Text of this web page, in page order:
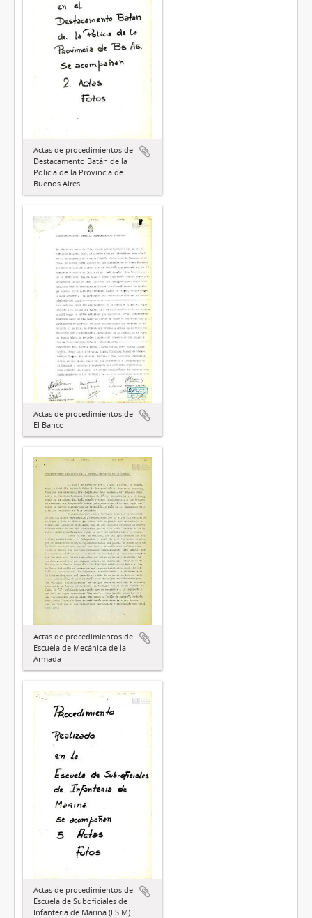
Actas de procedimientos de
Destacamento Batán de la
Policía de la Provincia de
Buenos Aires
Actas de procedimientos de
El Banco
Actas de procedimientos de
Escuela de Mecánica de la
Armada
Actas de procedimientos de
Escuela de Suboficiales de
Infantería de Marina (ESIM)